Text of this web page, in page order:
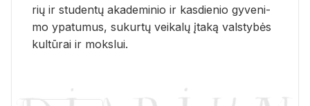
rių ir stu­den­tų aka­de­mi­nio ir kas­die­nio gy­ve­ni­
mo ypa­tu­mus, su­kur­tų vei­ka­lų įta­ką vals­ty­bės
kul­tū­rai ir moks­lui.